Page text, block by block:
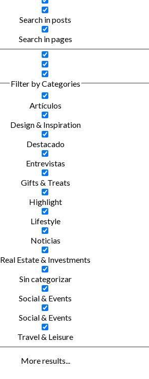
Search in posts
Search in pages
Filter by Categories
Artículos
Design & Inspiration
Destacado
Entrevistas
Gifts & Treats
Highlight
Lifestyle
Noticias
Real Estate & Investments
Sin categorizar
Social & Events
Social & Events
Travel & Leisure
More results...